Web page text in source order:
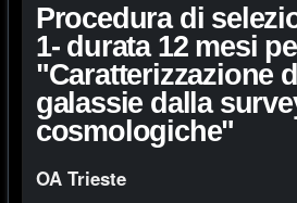
Procedura di
1- durata 12 mesi
"Caratterizzazione
galassie dalla
cosmologiche"
OA Trieste